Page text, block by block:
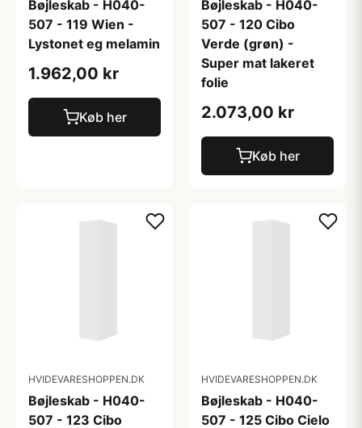
Bøjleskab - H040-
507 - 119 Wien -
Lystonet eg melamin
1.962,00 kr
Køb her
Bøjleskab - H040-
507 - 120 Cibo
Verde (grøn) -
Super mat lakeret
folie
2.073,00 kr
Køb her
HVIDEVARESHOPPEN.DK
Bøjleskab - H040-
507 - 123 Cibo
HVIDEVARESHOPPEN.DK
Bøjleskab - H040-
507 - 125 Cibo Cielo